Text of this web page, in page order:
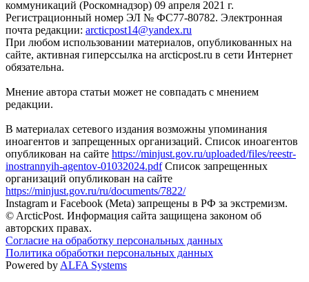
коммуникаций (Роскомнадзор) 09 апреля 2021 г.
Регистрационный номер ЭЛ № ФС77-80782. Электронная
почта редакции: arcticpost14@yandex.ru
При любом использовании материалов, опубликованных на
сайте, активная гиперссылка на arcticpost.ru в сети Интернет
обязательна.
Мнение автора статьи может не совпадать с мнением
редакции.
В материалах сетевого издания возможны упоминания
иноагентов и запрещенных организаций. Список иноагентов
опубликован на сайте https://minjust.gov.ru/uploaded/files/reestr-
inostrannyih-agentov-01032024.pdfСписок запрещенных
организаций опубликован на сайте
https://minjust.gov.ru/ru/documents/7822/
Instagram и Facebook (Metа) запрещены в РФ за экстремизм.
© ArcticPost. Информация сайта защищена законом об
авторских правах.
Согласие на обработку персональных данных
Политика обработки персональных данных
Powered by ALFA Systems